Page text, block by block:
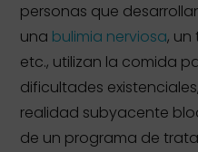
personas que
una bulimia nerviosa,
etc., utilizan la comida
dificultades
realidad subyacente
de un programa de